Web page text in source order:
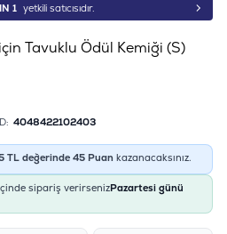
1 yetkili satıcısıdır.
Tavuklu Ödül Kemiği (S)
4048422102403
TL değerinde 45 Puan kazanacaksınız.
sipariş verirsenizPazartesi günü